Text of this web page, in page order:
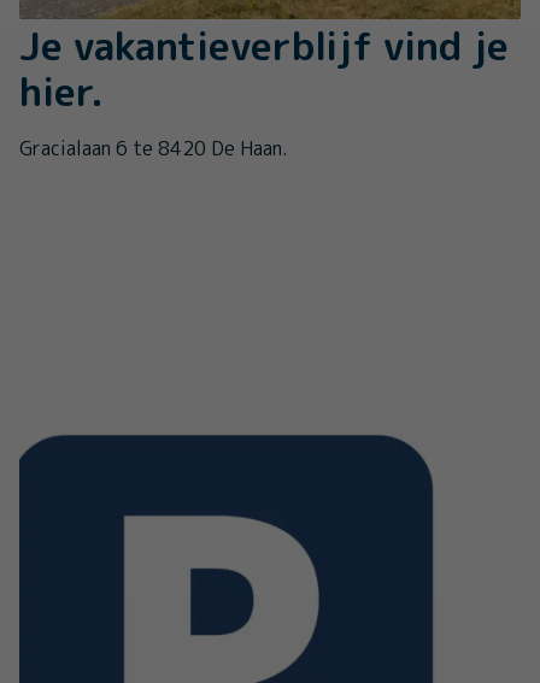
Je vakantieverblijf vind je
hier.
Gracialaan 6 te 8420 De Haan.